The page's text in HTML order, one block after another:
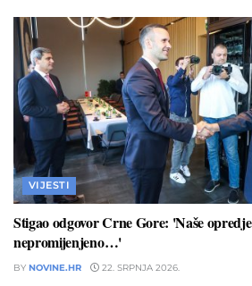
VIJESTI
Stigao odgovor Crne Gore: 'Naše
nepromijenjeno…'
BY NOVINE.HR 22. SRPNJA 2026.